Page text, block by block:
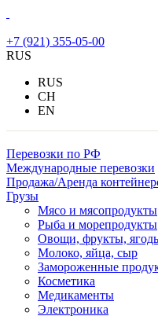
+7 (921) 355-05-00
RUS
RUS
CH
EN
Перевозки по РФ
Международные перевозки
Продажа/Аренда
Грузы
Мясо и мясопродукты
Рыба и морепродукты
Овощи, фрукты,
Молоко, яйца, сыр
Замороженные
Косметика
Медикаменты
Электроника